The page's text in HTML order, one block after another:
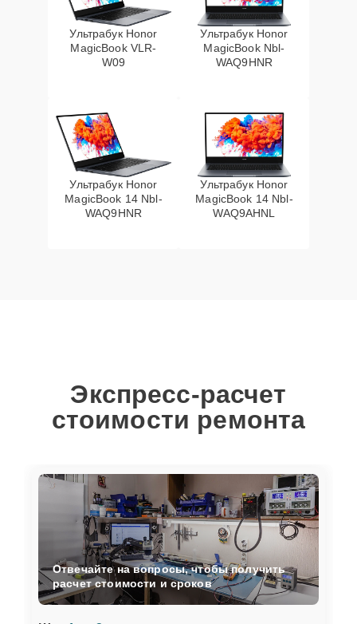
Ультрабук Honor
MagicBook VLR-
W09
Ультрабук Honor
MagicBook Nbl-
WAQ9HNR
Ультрабук Honor
MagicBook 14 Nbl-
WAQ9HNR
Ультрабук Honor
MagicBook 14 Nbl-
WAQ9AHNL
Экспресс-расчет
стоимости ремонта
Отвечайте на вопросы, чтобы получить
расчет стоимости и сроков